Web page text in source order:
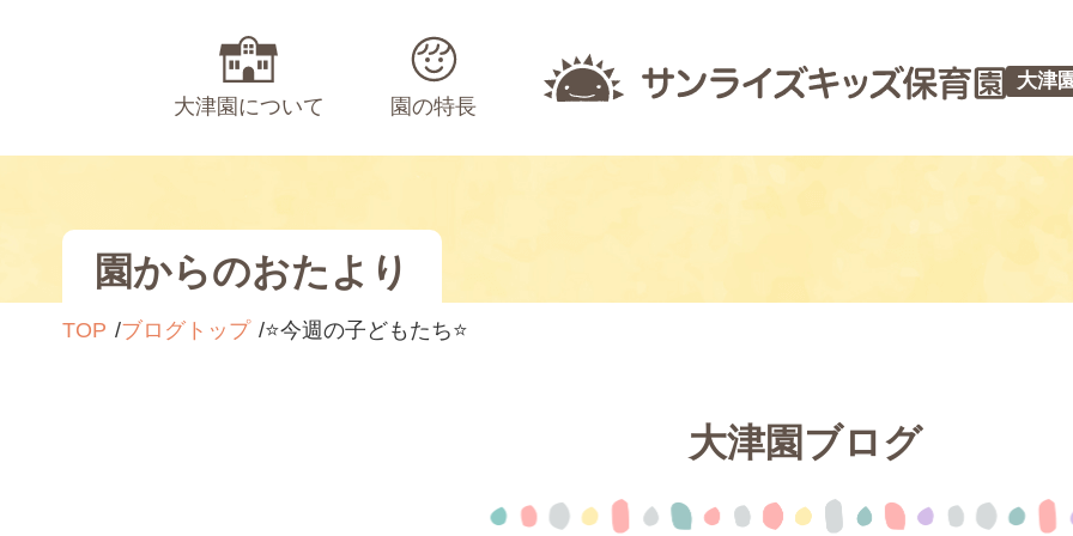
大津園について 園の特長
大津
園からのおたより
TOP ブログトップ ⭐️今週の子どもたち⭐️
大津園ブログ